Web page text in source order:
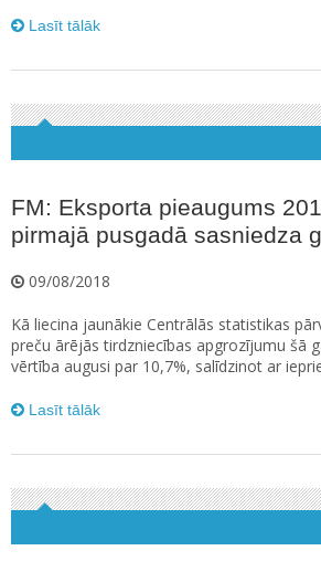
Lasīt tālāk
FM: Eksporta pieaugums
pirmajā pusgadā sasniedza
09/08/2018
Kā liecina jaunākie Centrālās statistikas
preču ārējās tirdzniecības apgrozījumu šā
vērtība augusi par 10,7%, salīdzinot ar
Lasīt tālāk